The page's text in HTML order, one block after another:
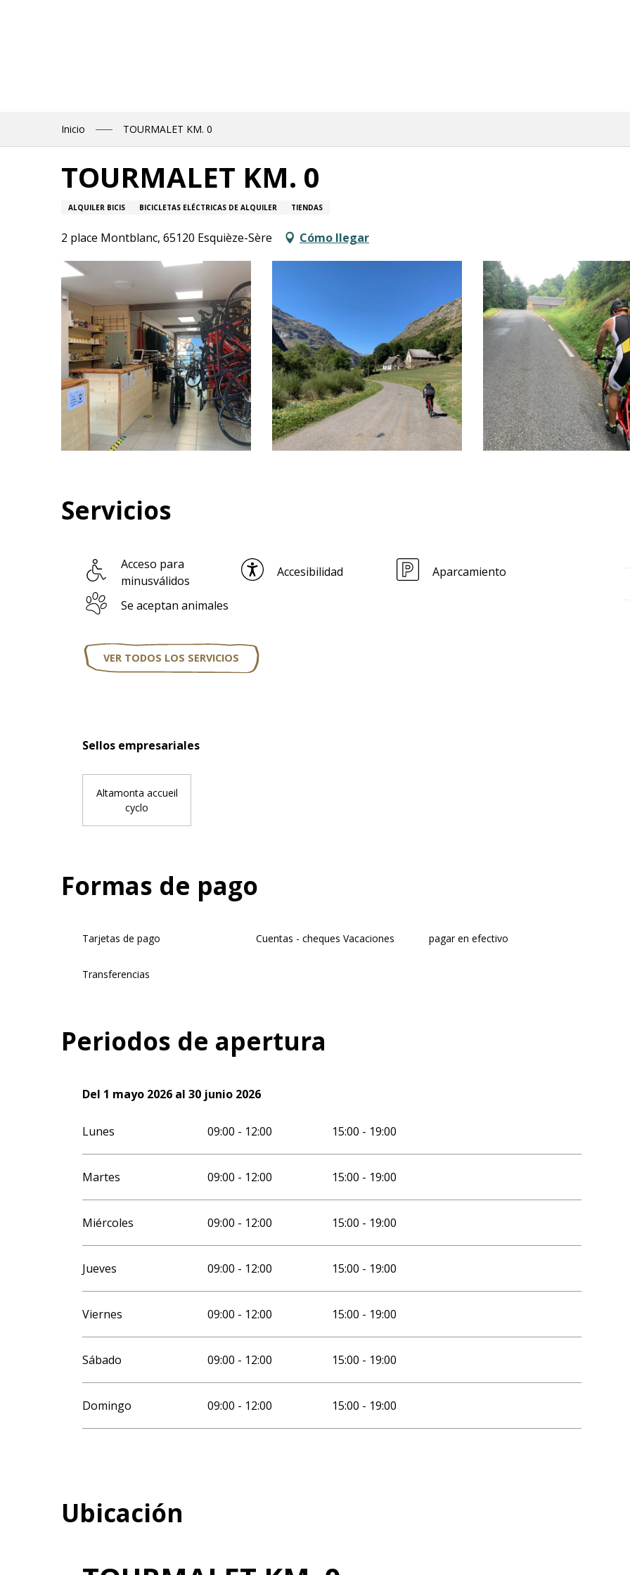
Inicio TOURMALET KM. 0
TOURMALET KM. 0
ALQUILER BICIS BICICLETAS ELÉCTRICAS DE ALQUILER TIENDAS
2 place Montblanc, 65120 Esquièze-Sère Cómo llegar
Servicios
Acceso para
minusválidos
Accesibilidad Aparcamiento
Se aceptan animales
VER TODOS LOS SERVICIOS
Oferta de prestaciones
Sellos empresariales
Sellos empresariales
Altamonta accueil
cyclo
Formas de pago
Tarjetas de pago Cuentas - cheques Vacaciones pagar en efectivo
Transferencias
Periodos de apertura
Del 1 mayo 2026 al 30 junio 2026
Del 1 mayo 2026 al 30 junio 2026
Lunes 09:00 - 12:00 15:00 - 19:00
Martes 09:00 - 12:00 15:00 - 19:00
Miércoles 09:00 - 12:00 15:00 - 19:00
Jueves 09:00 - 12:00 15:00 - 19:00
Viernes 09:00 - 12:00 15:00 - 19:00
Sábado 09:00 - 12:00 15:00 - 19:00
Domingo 09:00 - 12:00 15:00 - 19:00
Ubicación